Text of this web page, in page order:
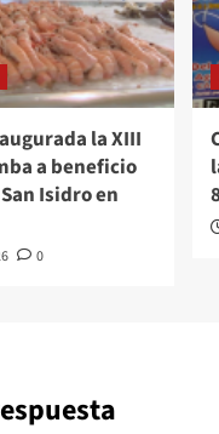
la XIII
a beneficio
Isidro en
0